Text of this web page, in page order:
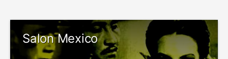
Salon Mexico